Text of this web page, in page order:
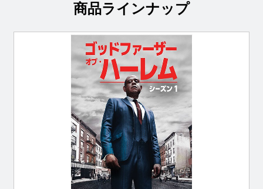
商品ラインナップ